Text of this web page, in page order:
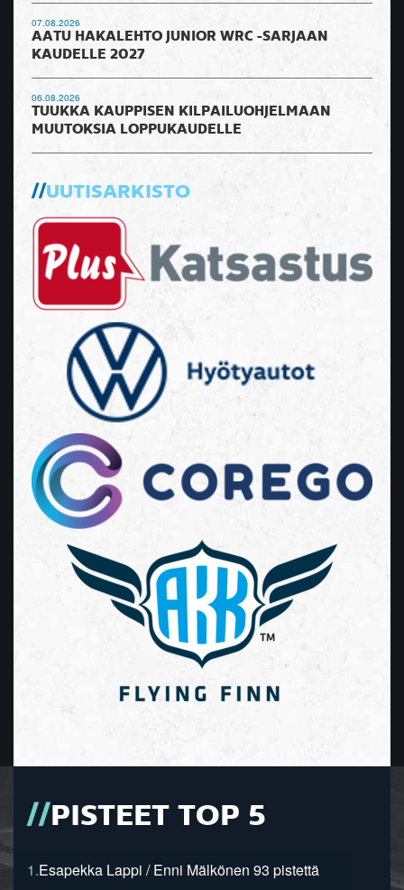
07.08.2026
AATU HAKALEHTO JUNIOR WRC -SARJAAN
KAUDELLE 2027
06.08.2026
TUUKKA KAUPPISEN KILPAILUOHJELMAAN
MUUTOKSIA LOPPUKAUDELLE
UUTISARKISTO
PISTEET TOP 5
1.Esapekka Lappi / Enni Mälkönen 93 pistettä